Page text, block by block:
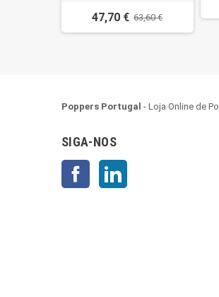
47,70 € 63,60 €
Poppers Portugal - Loja Online de
SIGA-NOS
Facebook